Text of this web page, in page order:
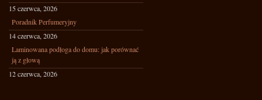
15 czerwca, 2026
Poradnik Perfumeryjny
14 czerwca, 2026
Laminowana podłoga do domu: jak porównać
ją z głową
12 czerwca, 2026